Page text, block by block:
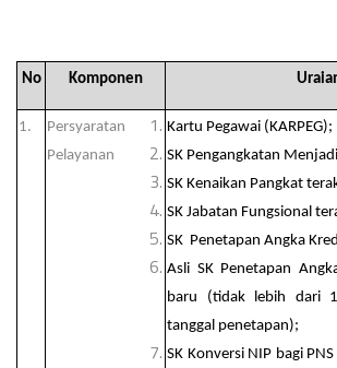
No Komponen
1.
Persyaratan
Pelayanan
Kartu Pegawai (KARPEG);
SK Pengangkatan
SK Kenaikan Pangkat
SK Jabatan Fungsional
SK Penetapan Angka
Asli SK Penetapan
baru (tidak lebih dari
tanggal penetapan);
SK Konversi NIP bagi